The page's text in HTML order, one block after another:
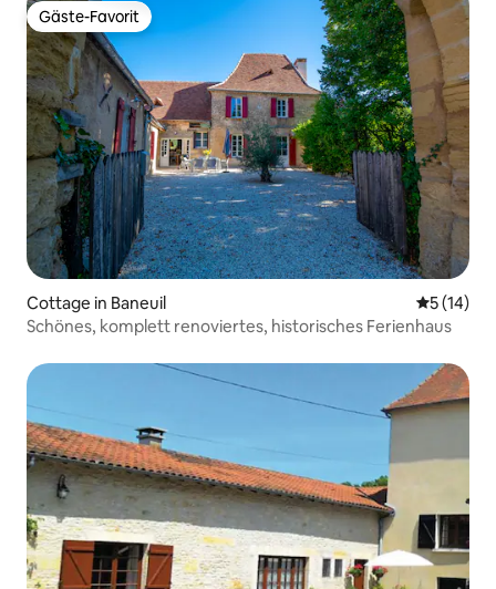
Gäste-Favorit
Gäste-Favorit
Cottage in Baneuil
5 (14)
Schönes, komplett renoviertes, historisches Ferienhaus